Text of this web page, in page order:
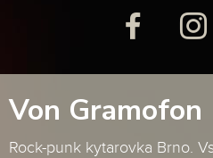
Von Gramofon
Rock-punk kytarovka Brno.